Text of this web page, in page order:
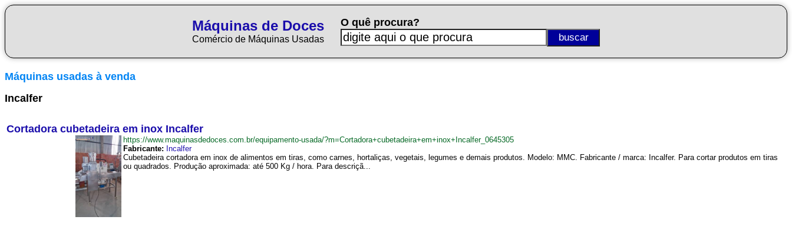
Máquinas de Doces
Comércio de Máquinas Usadas
O quê procura?
Máquinas usadas à venda
Incalfer
Cortadora cubetadeira em inox Incalfer
https://www.maquinasdedoces.com.br/equipamento-usada/?m=Cortadora+cubetadeira+em+inox+Incalfer_0645305
Fabricante: Incalfer
Cubetadeira cortadora em inox de alimentos em tiras, como carnes, hortaliças, vegetais, legumes e demais produtos. Modelo: MMC. Fabricante / marca: Incalfer. Para cortar produtos em tiras
ou quadrados. Produção aproximada: até 500 Kg / hora. Para descriçã...